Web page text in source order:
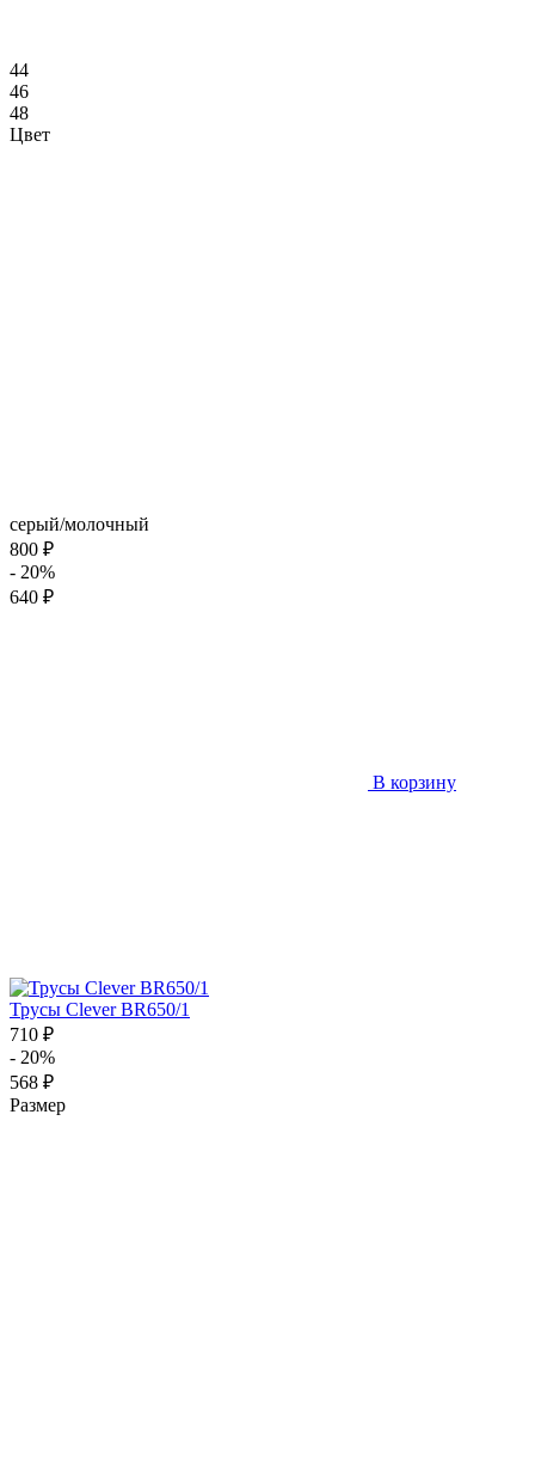
44
46
48
Цвет
серый/молочный
800 ₽
- 20%
640 ₽
В корзину
Трусы Clever BR650/1
710 ₽
- 20%
568 ₽
Размер